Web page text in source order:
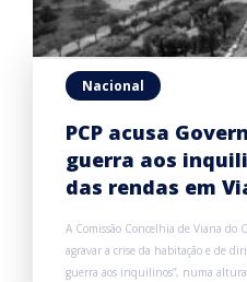
Nacional
PCP acusa
guerra aos
das rendas em
A Comissão Concelhia de Viana do
agravar a crise da habitação e de
guerra aos inquilinos”, numa